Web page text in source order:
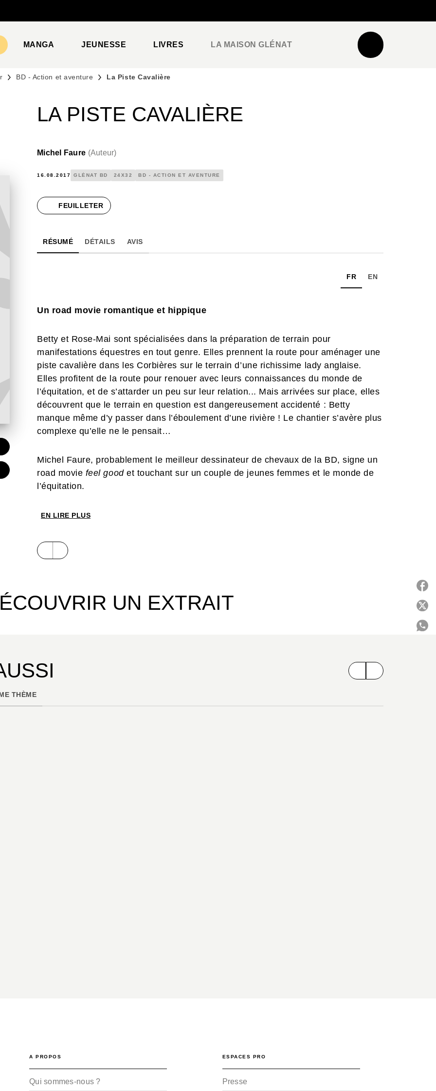
MANGA JEUNESSE LIVRES LA MAISON GLÉNAT
BD - Action et aventure La Piste Cavalière
LA PISTE CAVALIÈRE
Michel Faure (Auteur)
16.08.2017 GLÉNAT BD 24X32 BD - ACTION ET AVENTURE
FEUILLETER
RÉSUMÉ DÉTAILS AVIS
FR EN
Un road movie romantique et hippique
Betty et Rose-Mai sont spécialisées dans la préparation de terrain pour
manifestations équestres en tout genre. Elles prennent la route pour aménager une
piste cavalière dans les Corbières sur le terrain d’une richissime lady anglaise.
Elles profitent de la route pour renouer avec leurs connaissances du monde de
l’équitation, et de s’attarder un peu sur leur relation... Mais arrivées sur place, elles
découvrent que le terrain en question est dangereusement accidenté : Betty
manque même d’y passer dans l’éboulement d’une rivière ! Le chantier s’avère plus
complexe qu’elle ne le pensait…
Michel Faure, probablement le meilleur dessinateur de chevaux de la BD, signe un
road movie feel goodet touchant sur un couple de jeunes femmes et le monde de
l’équitation.
EN LIRE PLUS
UN EXTRAIT
THÈME
A PROPOS
Qui sommes-nous ?
ESPACES PRO
Presse